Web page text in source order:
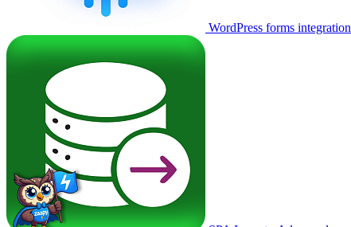
WordPress forms integration